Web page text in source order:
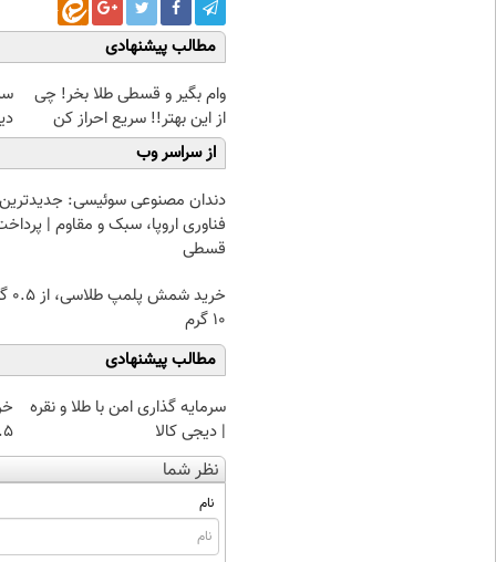
مطالب پیشنهادی
وام بگیر و قسطی طلا بخر! چی
از این بهتر!! سریع احراز کن
از سراسر وب
دندان مصنوعی سوئیسی: جدیدترین
فناوری اروپا، سبک و مقاوم |
قسطی
۱۰ گرم
مطالب پیشنهادی
سرمایه گذاری امن با طلا و نقره
| دیجی کالا
۰.۵
نظر شما
نام